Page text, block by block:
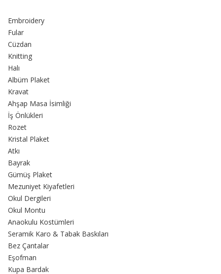
Embroidery
Fular
Cüzdan
Knitting
Halı
Albüm Plaket
Kravat
Ahşap Masa İsimliği
İş Önlükleri
Rozet
Kristal Plaket
Atkı
Bayrak
Gümüş Plaket
Mezuniyet Kiyafetleri
Okul Dergileri
Okul Montu
Anaokulu Kostümleri
Seramik Karo & Tabak Baskıları
Bez Çantalar
Eşofman
Kupa Bardak